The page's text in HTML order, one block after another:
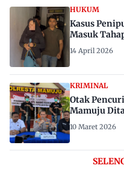
HUKUM
Kasus
Masuk
14 April 2026
KRIMINAL
Otak
Mamuju
10 Maret 2026